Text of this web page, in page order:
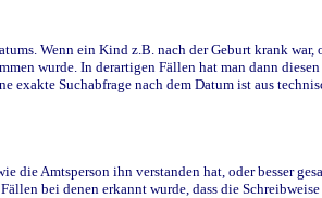
Wenn ein Kind z.B. nach der Geburt krank
wurde. In derartigen Fällen hat man dann
Suchabfrage nach dem Datum ist aus
Amtsperson ihn verstanden hat, oder besser
bei denen erkannt wurde, dass die